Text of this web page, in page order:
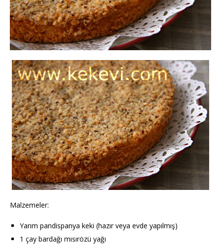
Malzemeler:
Yarım pandispanya keki (hazır veya evde yapılmış)
1 çay bardağı mısırözü yağı